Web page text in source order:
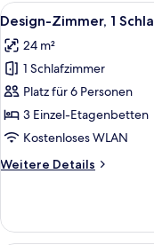
Alle
Fotos
für
Design-
Zimmer,
1
Schlafzimmer
Theme)
7
Design-Zimmer, 1
24 m²
1 Schlafzimmer
Platz für 6 Personen
3 Einzel-Etagenbetten
Kostenloses WLAN
Weitere Details
Weitere
Zimmer,